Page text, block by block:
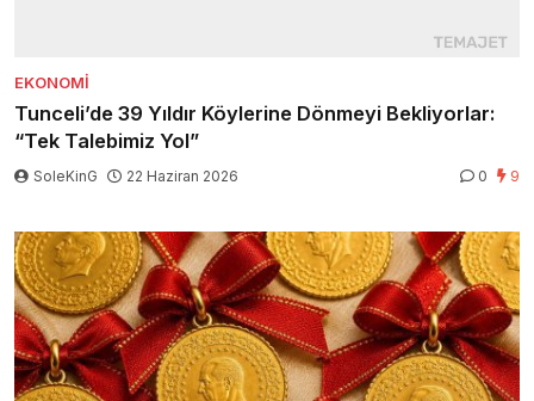
EKONOMI
Tunceli’de 39 Yıldır Köylerine Dönmeyi Bekliyorlar:
“Tek Talebimiz Yol”
SoleKinG 22 Haziran 2026 0 9